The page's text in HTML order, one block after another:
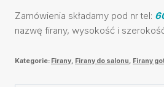
Zamówienia składamy pod nr tel:
nazwę firany, wysokość i
Kategorie: Firany Firany do salonu Firany